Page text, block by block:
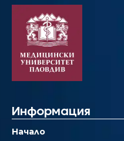
Информация
Начало